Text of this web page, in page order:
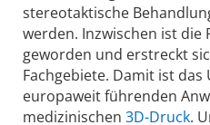
stereotaktische
werden. Inzwischen ist die
geworden und erstreckt
Fachgebiete. Damit ist das
europaweit führenden
medizinischen 3D-Druck.